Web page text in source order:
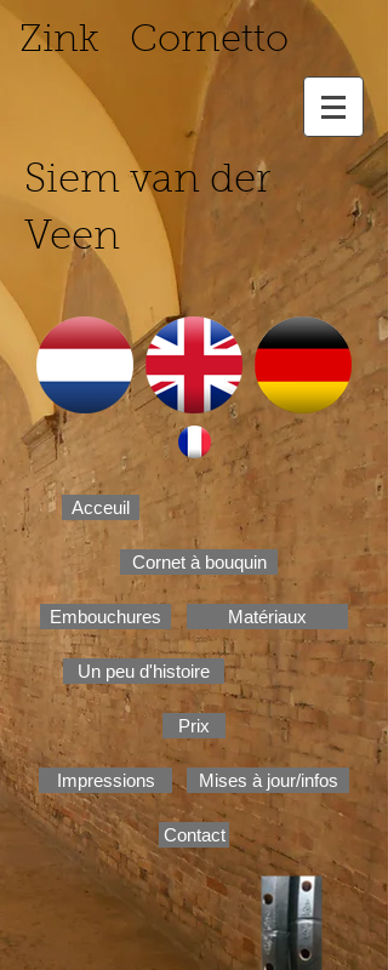
Zink Cornetto
Siem van der
Veen
Acceuil
Cornet à bouquin
Embouchures Matériaux
Un peu d'histoire
Prix
Impressions Mises à jour/infos
Contact